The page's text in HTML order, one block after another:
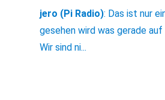
jero (Pi Radio): Das ist nur
gesehen wird was gerade
Wir sind ni...